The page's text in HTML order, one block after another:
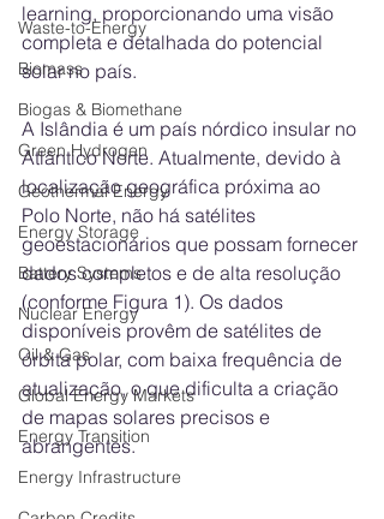
Waste-to-Energy
Biomass
Biogas & Biomethane
Green Hydrogen
Geothermal Energy
Energy Storage
Battery Systems
Nuclear Energy
Oil & Gas
Global Energy Markets
Energy Transition
Energy Infrastructure
learning, proporcionando uma visão
completa e detalhada do potencial
solar no país.
A Islândia é um país nórdico insular no
Atlântico Norte. Atualmente, devido à
localização geográfica próxima ao
Polo Norte, não há satélites
geoestacionários que possam fornecer
dados completos e de alta resolução
(conforme Figura 1). Os dados
disponíveis provêm de satélites de
órbita polar, com baixa frequência de
atualização, o que dificulta a criação
de mapas solares precisos e
abrangentes.